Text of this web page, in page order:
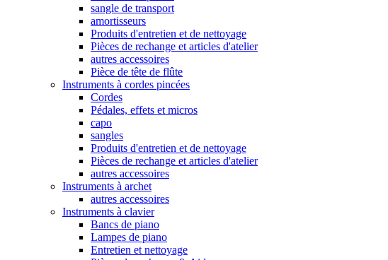
sangle de transport
amortisseurs
Produits d'entretien et de nettoyage
Pièces de rechange et articles d'atelier
autres accessoires
Pièce de tête de flûte
Instruments à cordes pincées
Cordes
Pédales, effets et micros
capo
sangles
Produits d'entretien et de nettoyage
Pièces de rechange et articles d'atelier
autres accessoires
Instruments à archet
autres accessoires
Instruments à clavier
Bancs de piano
Lampes de piano
Entretien et nettoyage